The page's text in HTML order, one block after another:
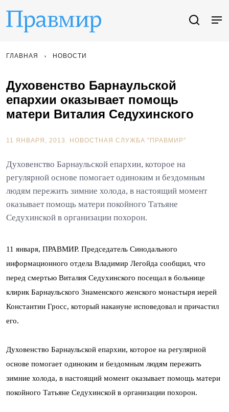
ГЛАВНАЯ НОВОСТИ
Духовенство Барнаульской
епархии оказывает помощь
матери Виталия Седухинского
11 ЯНВАРЯ, 2013. НОВОСТНАЯ СЛУЖБА "ПРАВМИР"
Духовенство Барнаульской епархии, которое на
регулярной основе помогает одиноким и бездомным
людям пережить зимние холода, в настоящий момент
оказывает помощь матери покойного Татьяне
Седухинской в организации похорон.
11 января, ПРАВМИР. Председатель Синодального
информационного отдела Владимир Легойда сообщил, что
перед смертью Виталия Седухинского посещал в больнице
клирик Барнаульского Знаменского женского монастыря иерей
Константин Гросс, который накануне исповедовал и причастил
его.
Духовенство Барнаульской епархии, которое на регулярной
основе помогает одиноким и бездомным людям пережить
зимние холода, в настоящий момент оказывает помощь матери
покойного Татьяне Седухинской в организации похорон.